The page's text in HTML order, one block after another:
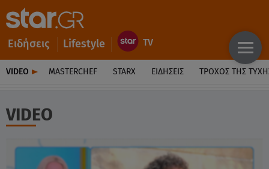
Ειδήσεις Lifestyle
VIDEO MASTERCHEF STARX ΕΙΔΉΣΕΙΣ ΤΡΟΧΌΣ ΤΗΣ
VIDEO